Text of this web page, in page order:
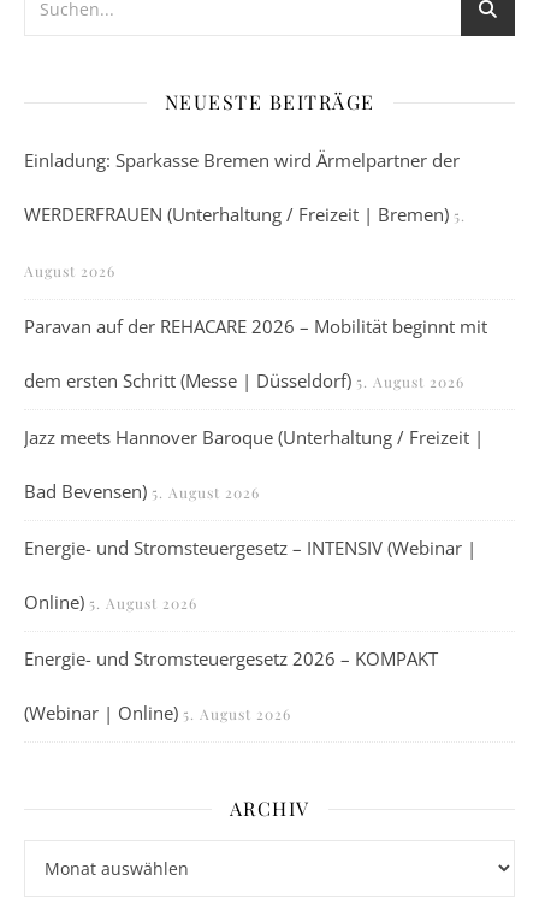
NEUESTE BEITRÄGE
Einladung: Sparkasse Bremen wird Ärmelpartner der
WERDERFRAUEN (Unterhaltung / Freizeit | Bremen) 5.
August 2026
Paravan auf der REHACARE 2026 – Mobilität beginnt mit
dem ersten Schritt (Messe | Düsseldorf) 5. August 2026
Jazz meets Hannover Baroque (Unterhaltung / Freizeit |
Bad Bevensen) 5. August 2026
Energie- und Stromsteuergesetz – INTENSIV (Webinar |
Online) 5. August 2026
Energie- und Stromsteuergesetz 2026 – KOMPAKT
(Webinar | Online) 5. August 2026
ARCHIV